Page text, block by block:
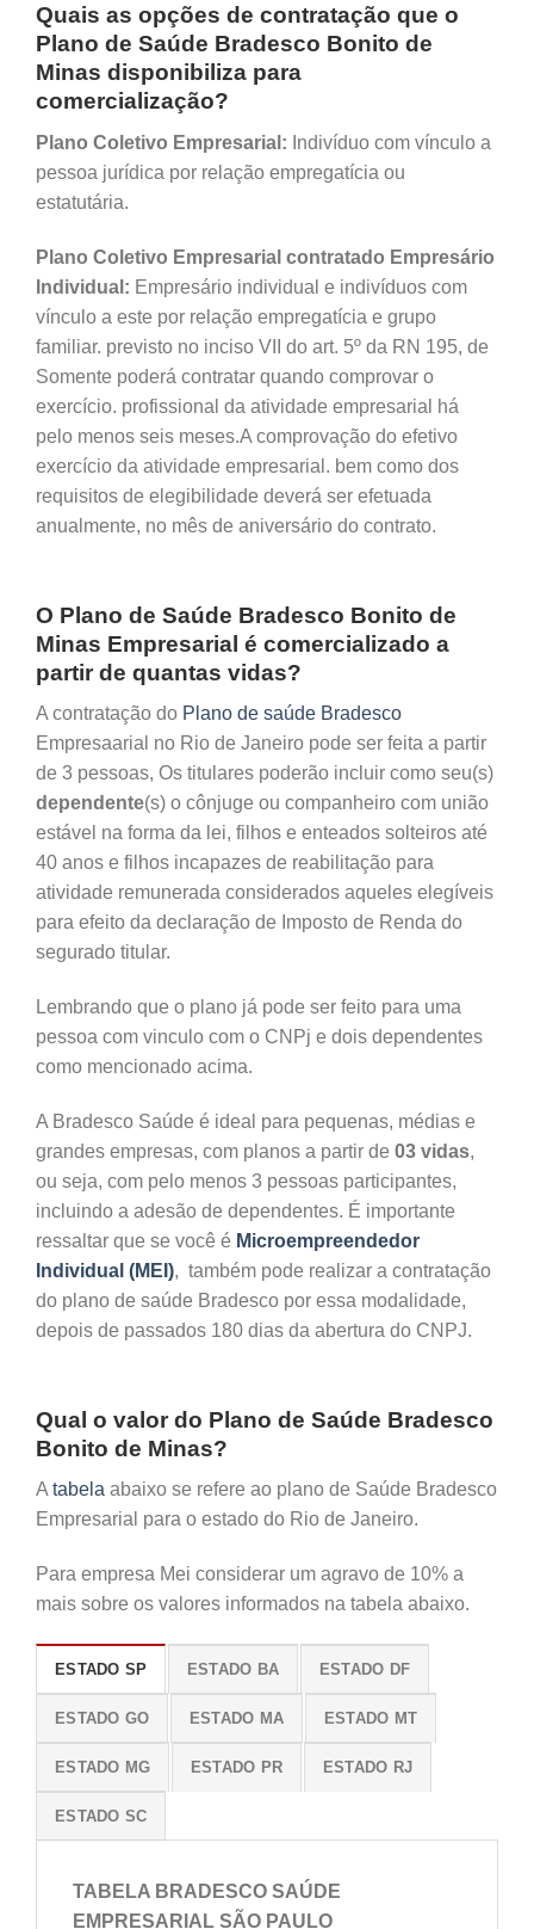
Quais as opções de contratação que o
Plano de Saúde Bradesco Bonito de
Minas disponibiliza para
comercialização?
Plano Coletivo Empresarial: Indivíduo com vínculo a
pessoa jurídica por relação empregatícia ou
estatutária.
Plano Coletivo Empresarial contratado Empresário
Individual: Empresário individual e indivíduos com
vínculo a este por relação empregatícia e grupo
familiar. previsto no inciso VII do art. 5º da RN 195, de
Somente poderá contratar quando comprovar o
exercício. profissional da atividade empresarial há
pelo menos seis meses.A comprovação do efetivo
exercício da atividade empresarial. bem como dos
requisitos de elegibilidade deverá ser efetuada
anualmente, no mês de aniversário do contrato.
O Plano de Saúde Bradesco Bonito de
Minas Empresarial é comercializado a
partir de quantas vidas?
A contratação do Plano de saúde Bradesco
Empresaarial no Rio de Janeiro pode ser feita a partir
de 3 pessoas, Os titulares poderão incluir como seu(s)
dependente(s) o cônjuge ou companheiro com união
estável na forma da lei, filhos e enteados solteiros até
40 anos e filhos incapazes de reabilitação para
atividade remunerada considerados aqueles elegíveis
para efeito da declaração de Imposto de Renda do
segurado titular.
Lembrando que o plano já pode ser feito para uma
pessoa com vinculo com o CNPj e dois dependentes
como mencionado acima.
A Bradesco Saúde é ideal para pequenas, médias e
grandes empresas, com planos a partir de 03 vidas,
ou seja, com pelo menos 3 pessoas participantes,
incluindo a adesão de dependentes. É importante
ressaltar que se você é Microempreendedor
Individual (MEI), também pode realizar a contratação
do plano de saúde Bradesco por essa modalidade,
depois de passados 180 dias da abertura do CNPJ.
Qual o valor do Plano de Saúde Bradesco
Bonito de Minas?
A tabela abaixo se refere ao plano de Saúde Bradesco
Empresarial para o estado do Rio de Janeiro.
Para empresa Mei considerar um agravo de 10% a
mais sobre os valores informados na tabela abaixo.
ESTADO SP ESTADO BA ESTADO DF
ESTADO GO ESTADO MA ESTADO MT
ESTADO MG ESTADO PR ESTADO RJ
ESTADO SC
TABELA BRADESCO SAÚDE
EMPRESARIAL SÃO PAULO